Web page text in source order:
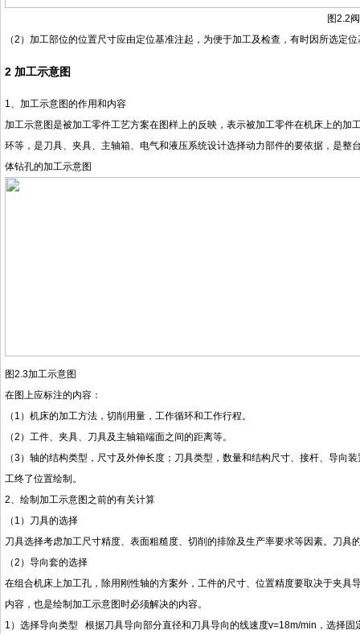
图2.2
（2 ）加工部位的位置尺寸应由定位基准注起，为便于加工及检查，有时因所选定
2 加工示意图
1、加工示意图的作用和内容
加工示意图是被加工零件工艺方案在图样上的反映，表示被加工零件在机床上的
环等，是刀具、夹具、主轴箱、电气和液压系统设计选择动力部件的要依据，是
体钻孔的加工示意图
图2.3加工示意图
在图上应标注的内容：
（ 1）机床的加工方法，切削用量，工作循环和工作行程。
（2）工件、夹具、刀具及主轴箱端面之间的距离等。
（3）轴的结构类型，尺寸及外伸长度；刀具类型，数量和结构尺寸、接杆、导向
工终了位置绘制。
2、绘制加工示意图之前的有关计算
（ 1）刀具的选择
刀具选择考虑加工尺寸精度、表面粗糙度、切削的排除及生产率要求等因素。刀具
（2）导向套的选择
在组合机床上加工孔，除用刚性轴的方案外，工件的尺寸、位置精度要取决于夹
内容，也是绘制加工示意图时必须解决的内容。
1）选择导向类型 根据刀具导向部分直径和刀具导向的线速度v=18m/min ， 选择固